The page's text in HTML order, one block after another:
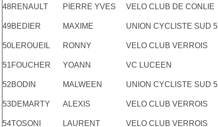
48RENAULT PIERRE YVES VELO CLUB DE CONLIE
49BEDIER MAXIME UNION CYCLISTE SUD
50LEROUEIL RONNY VELO CLUB VERROIS
51FOUCHER YOANN VC LUCEEN
52BODIN MALWEEN UNION CYCLISTE SUD
53DEMARTY ALEXIS VELO CLUB VERROIS
54TOSONI LAURENT VELO CLUB VERROIS